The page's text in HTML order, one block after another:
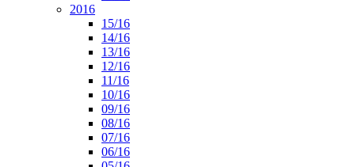
2016
15/16
14/16
13/16
12/16
11/16
10/16
09/16
08/16
07/16
06/16